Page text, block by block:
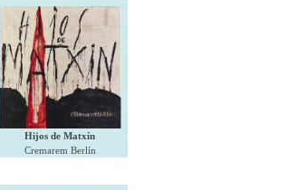
Hijos de Matxín
Cremarem Berlín